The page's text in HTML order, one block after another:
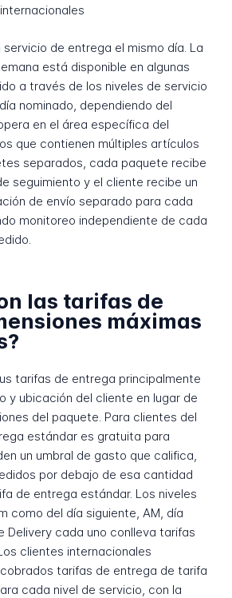
servicio de entrega el mismo día. La
está disponible en algunas
a través de los niveles de servicio
nominado, dependiendo del
en el área específica del
que contienen múltiples artículos
separados, cada paquete recibe
seguimiento y el cliente recibe un
de envío separado para cada
monitoreo independiente de cada
las tarifas de
máximas
tarifas de entrega principalmente
y ubicación del cliente en lugar de
del paquete. Para clientes del
estándar es gratuita para
un umbral de gasto que califica,
por debajo de esa cantidad
de entrega estándar. Los niveles
como del día siguiente, AM, día
Delivery cada uno conlleva tarifas
clientes internacionales
tarifas de entrega de tarifa
cada nivel de servicio, con la